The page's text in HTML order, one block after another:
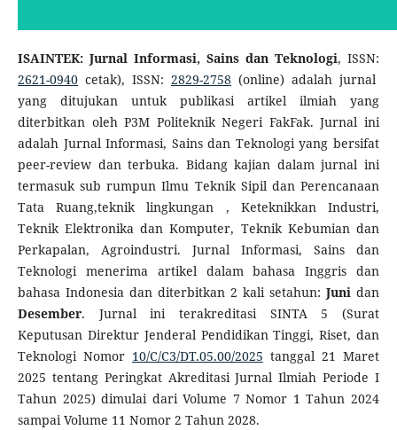
ISAINTEK: Jurnal Informasi, Sains dan Teknologi, ISSN:
2621-0940cetak), ISSN: 2829-2758 (online) adalah jurnal
yang ditujukan untuk publikasi artikel ilmiah yang
diterbitkan oleh P3M Politeknik Negeri FakFak. Jurnal ini
adalah Jurnal Informasi, Sains dan Teknologi yang bersifat
peer-review dan terbuka. Bidang kajian dalam jurnal ini
termasuk sub rumpun Ilmu Teknik Sipil dan Perencanaan
Tata Ruang,teknik lingkungan , Keteknikkan Industri,
Teknik Elektronika dan Komputer, Teknik Kebumian dan
Perkapalan, Agroindustri. Jurnal Informasi, Sains dan
Teknologi menerima artikel dalam bahasa Inggris dan
bahasa Indonesia dan diterbitkan 2 kali setahun:Juni dan
Desember. Jurnal ini terakreditasi SINTA 5 (Surat
Keputusan Direktur Jenderal Pendidikan Tinggi, Riset, dan
Teknologi Nomor 10/C/C3/DT.05.00/2025 tanggal 21 Maret
2025 tentang Peringkat Akreditasi Jurnal Ilmiah Periode I
Tahun 2025) dimulai dari Volume 7 Nomor 1 Tahun 2024
sampai Volume 11 Nomor 2 Tahun 2028.